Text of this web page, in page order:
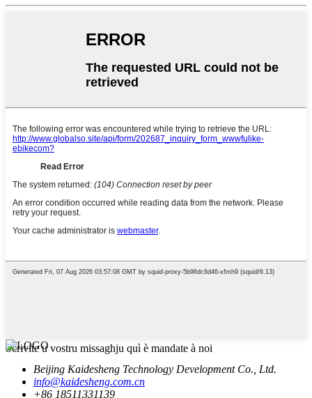
Scrivite u vostru missaghju quì è mandate à noi
Beijing Kaidesheng Technology Development Co., Ltd.
info@kaidesheng.com.cn
+86 18511331139